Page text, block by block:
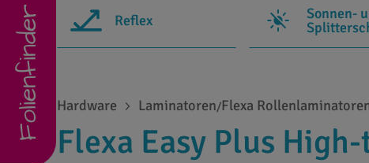
Reflex
Sonnen-
Folienfinder Hardware Laminatoren/Flexa
Flexa Easy Plus